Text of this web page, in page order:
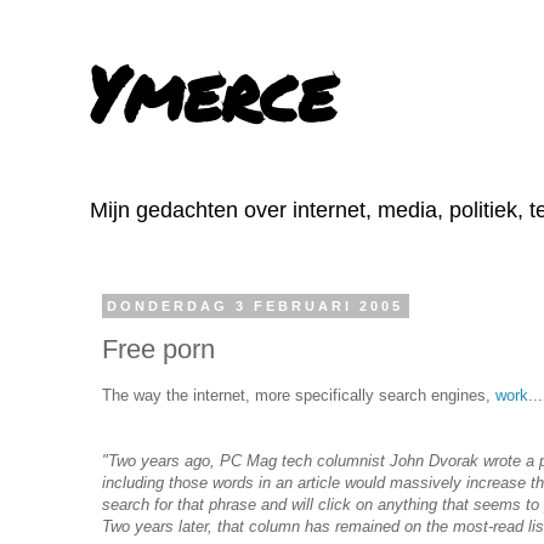
Ymerce
Mijn gedachten over internet, media, politiek,
DONDERDAG 3 FEBRUARI 2005
Free porn
The way the internet, more specifically search engines, work
"Two years ago, PC Mag tech columnist John Dvorak wrote
including those words in an article would massively increase
search for that phrase and will click on anything that seems
Two years later, that column has remained on the most-read